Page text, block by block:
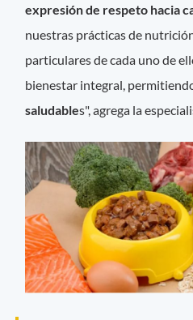
expresión de respeto hacia
nuestras prácticas de
particulares de cada uno de
bienestar integral,
saludables", agrega la